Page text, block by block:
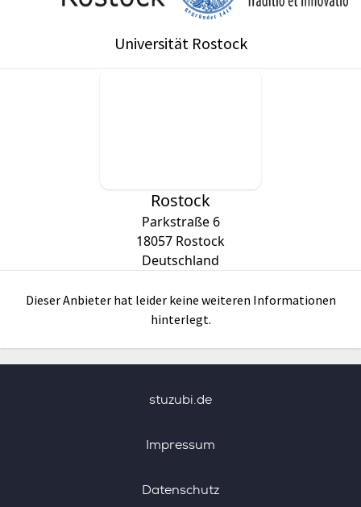
Universität Rostock
Rostock
Parkstraße 6
18057 Rostock
Deutschland
Dieser Anbieter hat leider keine weiteren Informationen
hinterlegt.
stuzubi.de
Impressum
Datenschutz